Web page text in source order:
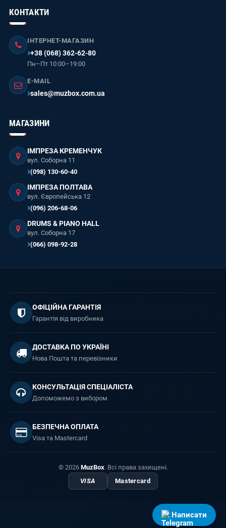
КОНТАКТИ
ІНТЕРНЕТ-МАГАЗИН
+38 (068) 362-62-80
Пн–Пт 10:00–19:00
E-MAIL
sales@muzbox.com.ua
МАГАЗИНИ
ІМПРЕЗА КРЕМЕНЧУК
вул. Соборна 11
(098) 130-60-40
ІМПРЕЗА ПОЛТАВА
вул. Європейська 12
(096) 206-68-06
DRUMS & PIANO HALL
вул. Соборна 17
(066) 098-92-28
ОФІЦІЙНА ГАРАНТІЯ
Гарантія від виробника
ДОСТАВКА ПО УКРАЇНІ
Нова Пошта та перевізники
КОНСУЛЬТАЦІЯ СПЕЦІАЛІСТА
Допоможемо з вибором
БЕЗПЕЧНА ОПЛАТА
Visa та Mastercard
© 2026 MuzBox. Всі права захищені.
VISA
Mastercard
Написати